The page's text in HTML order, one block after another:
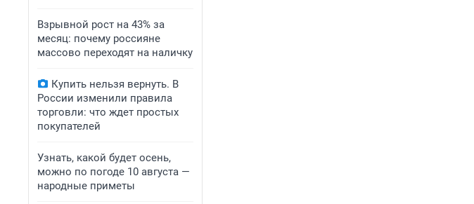
Взрывной рост на 43% за
месяц: почему россияне
массово переходят на наличку
Купить нельзя вернуть. В
России изменили правила
торговли: что ждет простых
покупателей
Узнать, какой будет осень,
можно по погоде 10 августа —
народные приметы